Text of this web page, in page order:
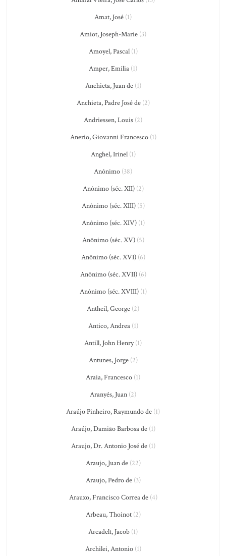
Amat, José (1)
Amiot, Joseph-Marie (3)
Amoyel, Pascal(1)
Amper, Emilia (1)
Anchieta, Juan de(1)
Anchieta, Padre José de(2)
Andriessen, Louis (2)
Anerio, Giovanni Francesco(1)
Anghel, Irinel(1)
Anônimo (38)
Anônimo (séc. XII)(2)
Anônimo (séc. XIII)(5)
Anônimo (séc. XIV)(1)
Anônimo (séc. XV)(5)
Anônimo (séc. XVI)(6)
Anônimo (séc. XVII)(6)
Anônimo (séc. XVIII)(1)
Antheil, George (2)
Antico, Andrea(1)
Antill, John Henry(1)
Antunes, Jorge(2)
Araia, Francesco (1)
Aranyés, Juan (2)
Araújo Pinheiro, Raymundo de (1)
Araújo, Damião Barbosa de(1)
Araujo, Dr. Antonio José de(1)
Araujo, Juan de(22)
Araujo, Pedro de(3)
Arauxo, Francisco Correa de(4)
Arbeau, Thoinot(2)
Arcadelt, Jacob (1)
Archilei, Antonio(1)